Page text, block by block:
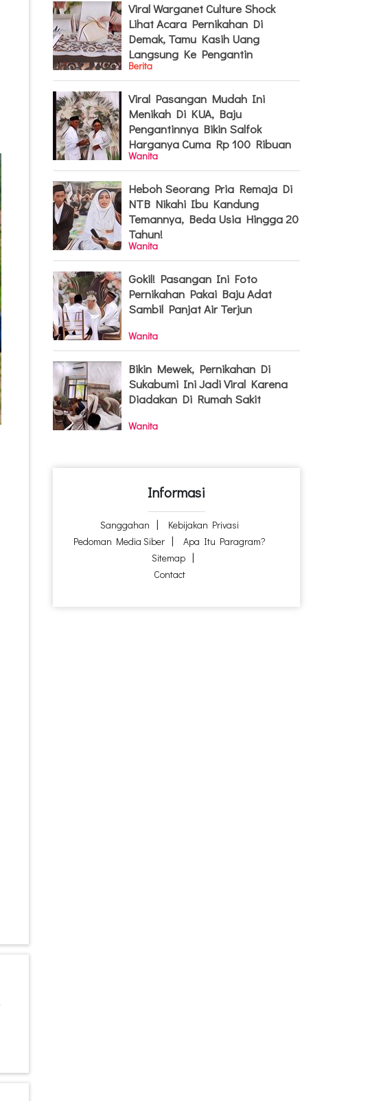
Viral Warganet Culture Shock
Lihat Acara Pernikahan Di
Demak, Tamu Kasih Uang
Langsung Ke Pengantin
Berita
Viral Pasangan Mudah Ini
Menikah Di KUA, Baju
Pengantinnya Bikin Salfok
Harganya Cuma Rp 100 Ribuan
Wanita
Heboh Seorang Pria Remaja Di
NTB Nikahi Ibu Kandung
Temannya, Beda Usia Hingga 20
Tahun!
Wanita
Gokil! Pasangan Ini Foto
Pernikahan Pakai Baju Adat
Sambil Panjat Air Terjun
Wanita
Bikin Mewek, Pernikahan Di
Sukabumi Ini Jadi Viral Karena
Diadakan Di Rumah Sakit
Wanita
Informasi
Sanggahan
Kebijakan Privasi
Pedoman Media Siber
Apa Itu Paragram?
Sitemap
Contact